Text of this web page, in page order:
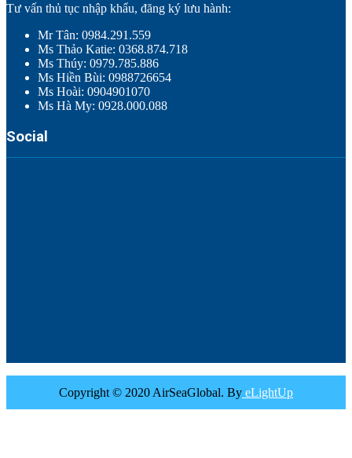
Tư vấn thủ tục nhập khẩu, đăng ký lưu hành:
Mr Tân: 0984.291.559
Ms Thảo Katie: 0368.874.718
Ms Thúy: 0979.785.886
Ms Hiền Bùi: 0988726654
Ms Hoài: 0904901070
Ms Hà My: 0928.000.088
Social
Copyright © 2020 AirSeaGlobal. By eLightUp